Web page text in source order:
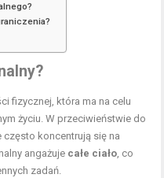
fizycznej, która ma na celu
życiu. W przeciwieństwie do
koncentrują się na
angażuje całe ciało, co
zadań.